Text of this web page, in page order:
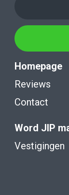
Homepage
Reviews
Contact
Word JIP
Vestigingen